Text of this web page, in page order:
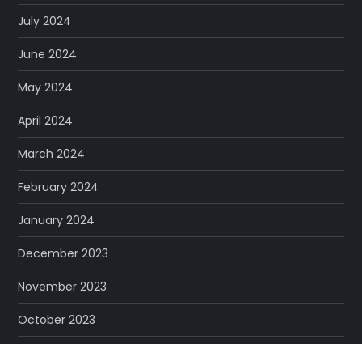
July 2024
June 2024
May 2024
April 2024
March 2024
February 2024
January 2024
December 2023
November 2023
October 2023